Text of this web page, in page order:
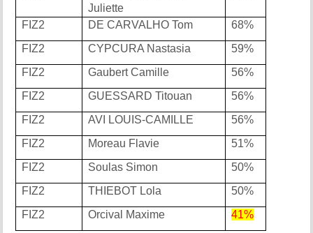
Juliette
FIZ2 DE CARVALHO Tom
68%
FIZ2
CYPCURA Nastasia
59%
FIZ2
Gaubert Camille
56%
FIZ2
GUESSARD Titouan
56%
FIZ2
AVI LOUIS-CAMILLE
56%
FIZ2
Moreau Flavie
51%
FIZ2
Soulas Simon
50%
FIZ2
THIEBOT Lola
50%
FIZ2
Orcival Maxime 41%